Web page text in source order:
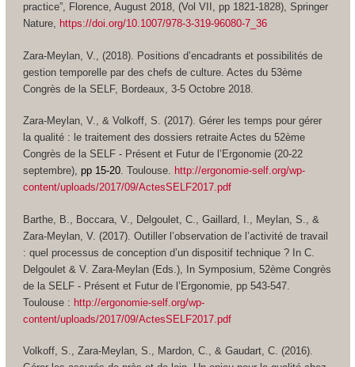
practice”, Florence, August 2018, (Vol VII, pp 1821-1828), Springer
Nature, https://doi.org/10.1007/978-3-319-96080-7_36
Zara-Meylan, V., (2018). Positions d’encadrants et possibilités de
gestion temporelle par des chefs de culture. Actes du 53ème
Congrès de la SELF, Bordeaux, 3-5 Octobre 2018.
Zara-Meylan, V., & Volkoff, S. (2017). Gérer les temps pour gérer
la qualité : le traitement des dossiers retraite Actes du 52ème
Congrès de la SELF - Présent et Futur de l’Ergonomie (20-22
septembre), pp 15-20. Toulouse. http://ergonomie-self.org/wp-
content/uploads/2017/09/ActesSELF2017.pdf
Barthe, B., Boccara, V., Delgoulet, C., Gaillard, I., Meylan, S., &
Zara-Meylan, V. (2017). Outiller l’observation de l’activité de travail
: quel processus de conception d’un dispositif technique ? In C.
Delgoulet & V. Zara-Meylan (Eds.), In Symposium, 52ème Congrès
de la SELF - Présent et Futur de l’Ergonomie, pp 543-547.
Toulouse : http://ergonomie-self.org/wp-
content/uploads/2017/09/ActesSELF2017.pdf
Volkoff, S., Zara-Meylan, S., Mardon, C., & Gaudart, C. (2016).